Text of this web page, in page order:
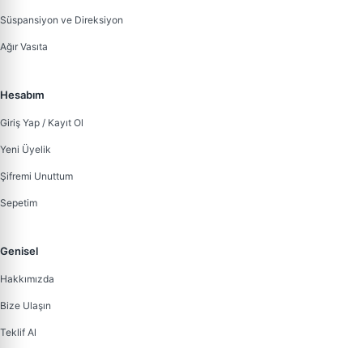
Süspansiyon ve Direksiyon
Ağır Vasıta
Hesabım
Giriş Yap / Kayıt Ol
Yeni Üyelik
Şifremi Unuttum
Sepetim
Genisel
Hakkımızda
Bize Ulaşın
Teklif Al